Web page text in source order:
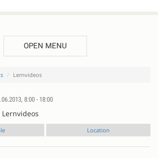
OPEN MENU
Lernvideos
8:00 - 18:00
Location